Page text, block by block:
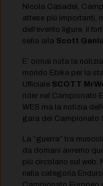
Nicola Casadei,
attese più importanti,
dell’evento ligure, il
sella alla Scott
E’ ormai nota la
mondo Ebike per la
Ufficiale SCOTT
rider nel Campionato
WES ma la notizia
gara del Campionato
La “guerra” tra
da domani avremo
più circolano sul web.
nella categoria